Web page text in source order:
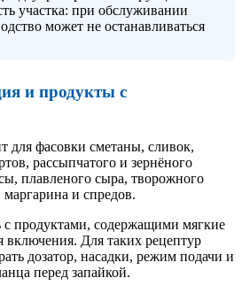
участка: при обслуживании
может не останавливаться
и продукты с
фасовки сметаны, сливок,
рассыпчатого и зернёного
плавленого сыра, творожного
и спредов.
продуктами, содержащими мягкие
Для таких рецептур
дозатор, насадки, режим подачи и
перед запайкой.